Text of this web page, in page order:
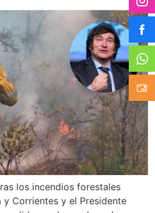
los incendios forestales
y Corrientes y el Presidente